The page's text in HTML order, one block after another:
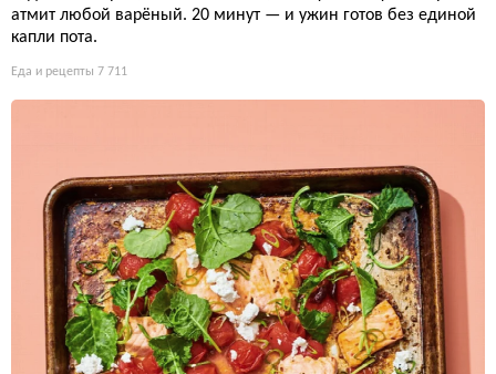
атмит любой варёный. 20 минут — и ужин готов без единой
капли пота.
Еда и рецепты 7 711